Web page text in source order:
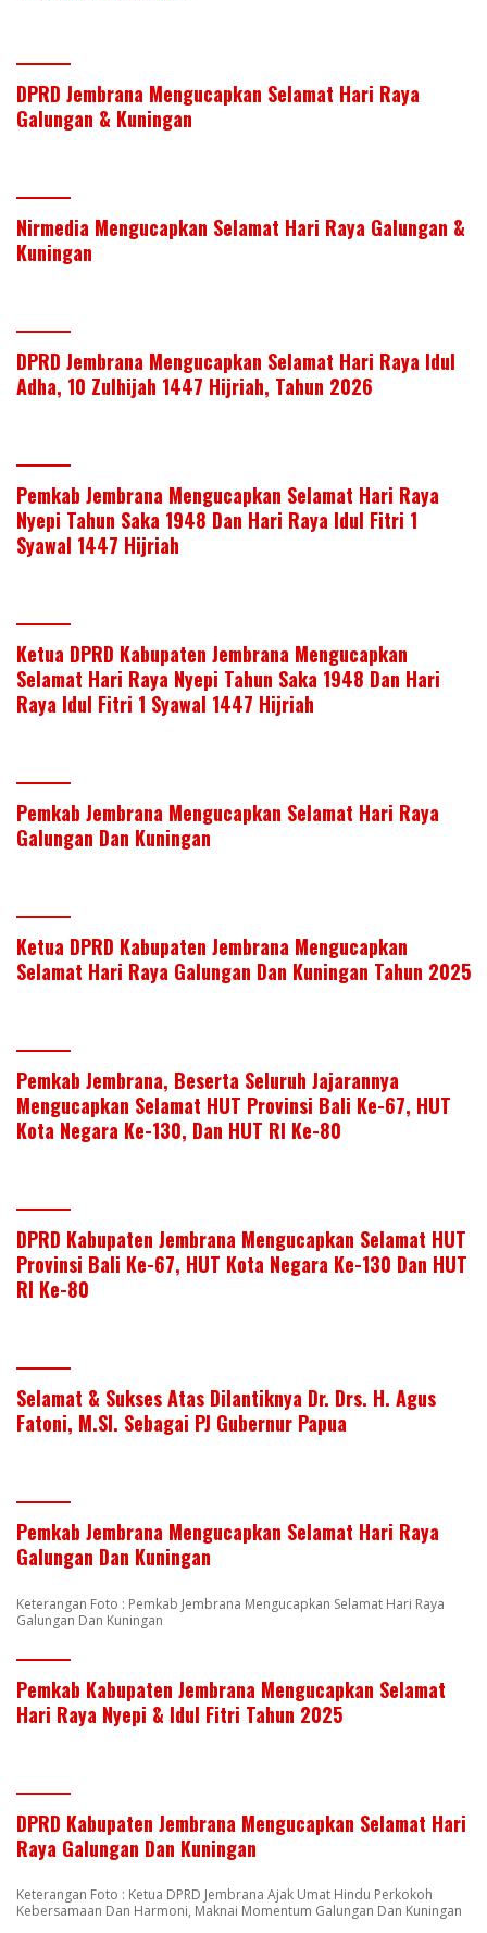
DPRD Jembrana Mengucapkan Selamat Hari Raya
Galungan & Kuningan
Nirmedia Mengucapkan Selamat Hari Raya Galungan &
Kuningan
DPRD Jembrana Mengucapkan Selamat Hari Raya Idul
Adha, 10 Zulhijah 1447 Hijriah, Tahun 2026
Pemkab Jembrana Mengucapkan Selamat Hari Raya
Nyepi Tahun Saka 1948 Dan Hari Raya Idul Fitri 1
Syawal 1447 Hijriah
Ketua DPRD Kabupaten Jembrana Mengucapkan
Selamat Hari Raya Nyepi Tahun Saka 1948 Dan Hari
Raya Idul Fitri 1 Syawal 1447 Hijriah
Pemkab Jembrana Mengucapkan Selamat Hari Raya
Galungan Dan Kuningan
Ketua DPRD Kabupaten Jembrana Mengucapkan
Selamat Hari Raya Galungan Dan Kuningan Tahun 2025
Pemkab Jembrana, Beserta Seluruh Jajarannya
Mengucapkan Selamat HUT Provinsi Bali Ke-67, HUT
Kota Negara Ke-130, Dan HUT RI Ke-80
DPRD Kabupaten Jembrana Mengucapkan Selamat HUT
Provinsi Bali Ke-67, HUT Kota Negara Ke-130 Dan HUT
RI Ke-80
Selamat & Sukses Atas Dilantiknya Dr. Drs. H. Agus
Fatoni, M.SI. Sebagai PJ Gubernur Papua
Pemkab Jembrana Mengucapkan Selamat Hari Raya
Galungan Dan Kuningan
Keterangan Foto : Pemkab Jembrana Mengucapkan Selamat Hari Raya
Galungan Dan Kuningan
Pemkab Kabupaten Jembrana Mengucapkan Selamat
Hari Raya Nyepi & Idul Fitri Tahun 2025
DPRD Kabupaten Jembrana Mengucapkan Selamat Hari
Raya Galungan Dan Kuningan
Keterangan Foto : Ketua DPRD Jembrana Ajak Umat Hindu Perkokoh
Kebersamaan Dan Harmoni, Maknai Momentum Galungan Dan Kuningan